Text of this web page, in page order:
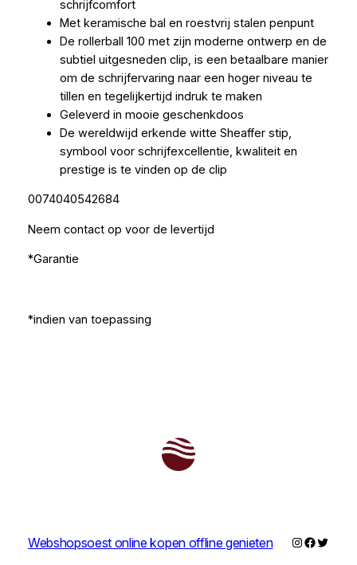
schrijfcomfort
Met keramische bal en roestvrij stalen penpunt
De rollerball 100 met zijn moderne ontwerp en de
subtiel uitgesneden clip, is een betaalbare manier
om de schrijfervaring naar een hoger niveau te
tillen en tegelijkertijd indruk te maken
Geleverd in mooie geschenkdoos
De wereldwijd erkende witte Sheaffer stip,
symbool voor schrijfexcellentie, kwaliteit en
prestige is te vinden op de clip
0074040542684
Neem contact op voor de levertijd
*Garantie
*indien van toepassing
Webshopsoest online kopen offline genieten Instagram
Twitter